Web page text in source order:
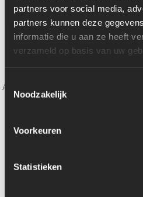
partners voor social media,
partners kunnen deze
informatie die u aan ze heeft
verzameld op basis van uw
Toestemmingsselectie
Noodzakelijk
Voorkeuren
Statistieken
Application error: a client-side exception